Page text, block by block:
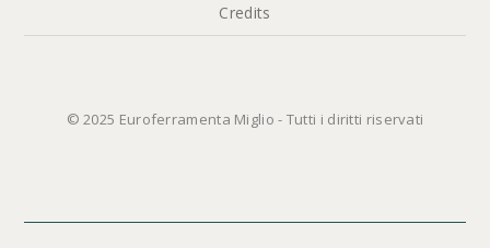
Credits
© 2025 Euroferramenta Miglio - Tutti i diritti riservati